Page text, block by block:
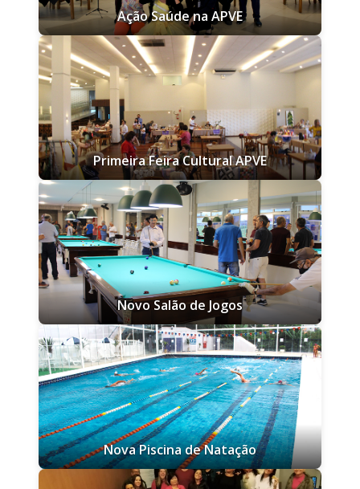
Ação Saúde na APVE
Primeira Feira Cultural APVE
Novo Salão de Jogos
Nova Piscina de Natação